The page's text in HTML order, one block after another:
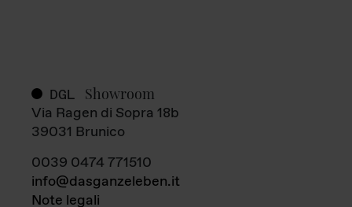
DGL Showroom
Via Ragen di Sopra 18b
39031 Brunico
0039 0474 771510
info@dasganzeleben.it
Note legali